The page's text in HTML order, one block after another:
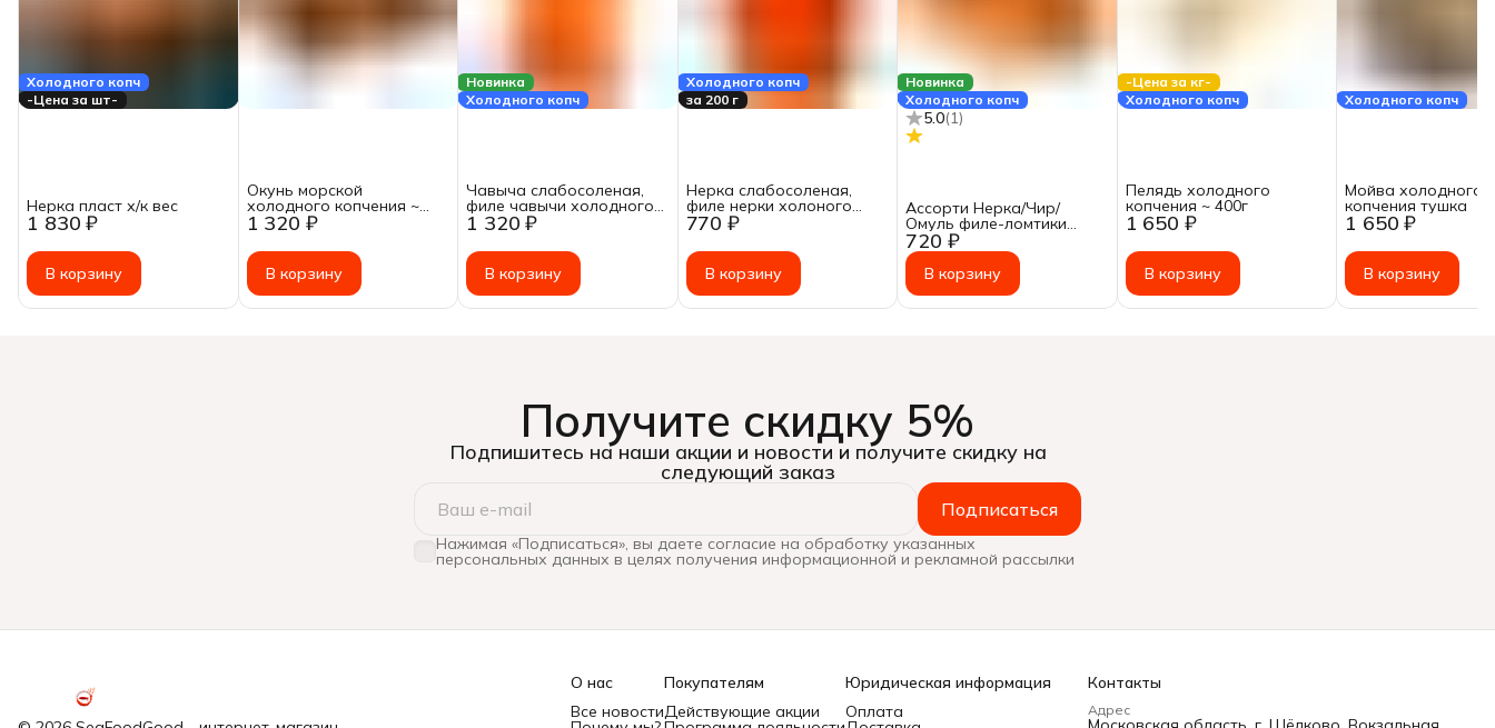
Холодного копч
-Цена за шт-
1 830 ₽
Нерка пласт х/к вес
В корзину
1 320 ₽
Окунь морской
холодного копчения ~
0.5-1кг
В корзину
Новинка
Холодного копч
1 320 ₽
Чавыча слабосоленая,
филе чавычи холодного
копчения 200 г.
В корзину
Холодного копч
за 200 г
770 ₽
Нерка слабосоленая,
филе нерки холоного
копчения 200 г.
В корзину
Новинка
Холодного копч
5.0(1)
720 ₽
Ассорти Нерка/Чир/
Омуль филе-ломтики
холодного копчения~
150г
В корзину
-Цена за кг-
Холодного копч
1 650 ₽
Пелядь холодного
копчения ~ 400г
В корзину
Холодного копч
1 650 ₽
Мойва холодного
копчения тушка
В корзину
Получите скидку 5%
Подпишитесь на наши акции и новости и получите скидку на
следующий заказ
Подписаться
Нажимая «Подписаться», вы даете согласие на обработку указанных
персональных данных в целях получения информационной и рекламной рассылки
О нас
Все новости
Покупателям
Действующие акции
Юридическая информация
Оплата
Контакты
Адрес